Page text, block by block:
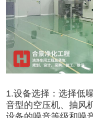
1.设备选择：选择低
音型的空压机、抽风